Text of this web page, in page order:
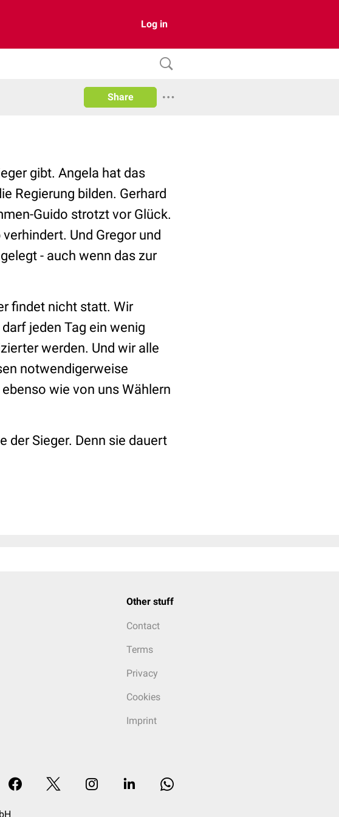
Log in
Share
gibt. Angela hat das
Regierung bilden. Gerhard
Guido strotzt vor Glück.
Und Gregor und
- auch wenn das zur
findet nicht statt. Wir
jeden Tag ein wenig
werden. Und wir alle
notwendigerweise
wie von uns Wählern
der Sieger. Denn sie dauert
Other stuff
Contact
Terms
Privacy
Cookies
Imprint